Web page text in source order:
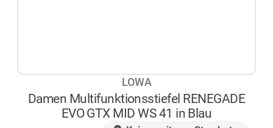
LOWA
Damen Multifunktionsstiefel RENEGADE
EVO GTX MID WS 41 in Blau